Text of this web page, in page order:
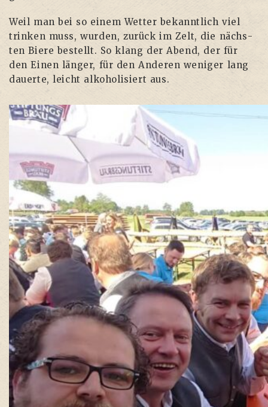
Weil man bei so einem Wet­ter bekannt­lich viel
trin­ken muss, wur­den, zurück im Zelt, die nächs­
ten Bie­re bestellt. So klang der Abend, der für
den Einen län­ger, für den Ande­ren weni­ger lang
dau­er­te, leicht alko­ho­li­siert aus.